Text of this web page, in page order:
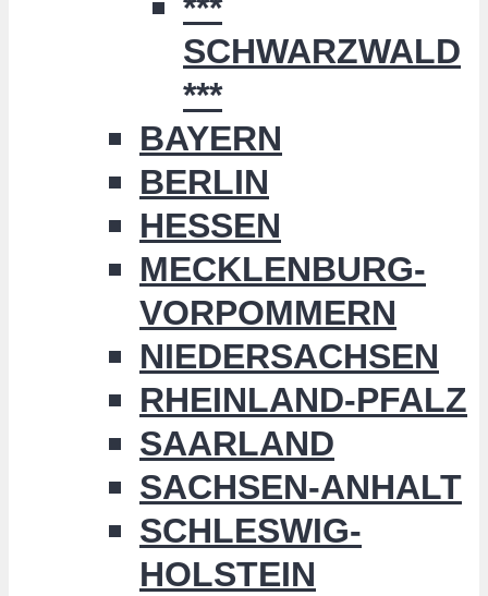
SCHWARZWALD
***
BAYERN
BERLIN
HESSEN
MECKLENBURG-
VORPOMMERN
NIEDERSACHSEN
RHEINLAND-PFALZ
SAARLAND
SACHSEN-ANHALT
SCHLESWIG-
HOLSTEIN